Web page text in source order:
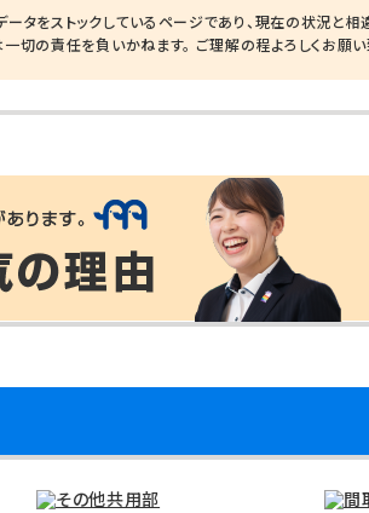
タをストックしているページであり、現在の状況と相
切の責任を負いかねます。 ご理解の程よろしくお願い